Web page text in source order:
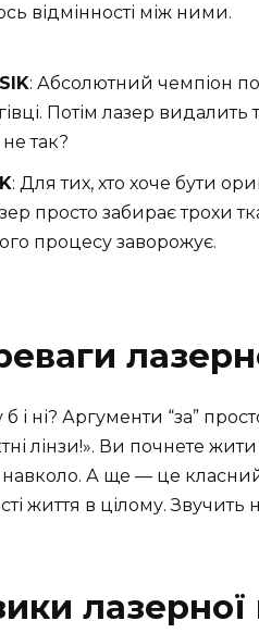
відмінності між ними.
: Абсолютний чемпіон
Потім лазер
так?
: Для тих, хто хоче бути
просто забирає трохи
процесу заворожує.
і ні? Аргументи “за”
лінзи!». Ви почнете
навколо. А ще — це
життя в цілому. Звучить
лазерної